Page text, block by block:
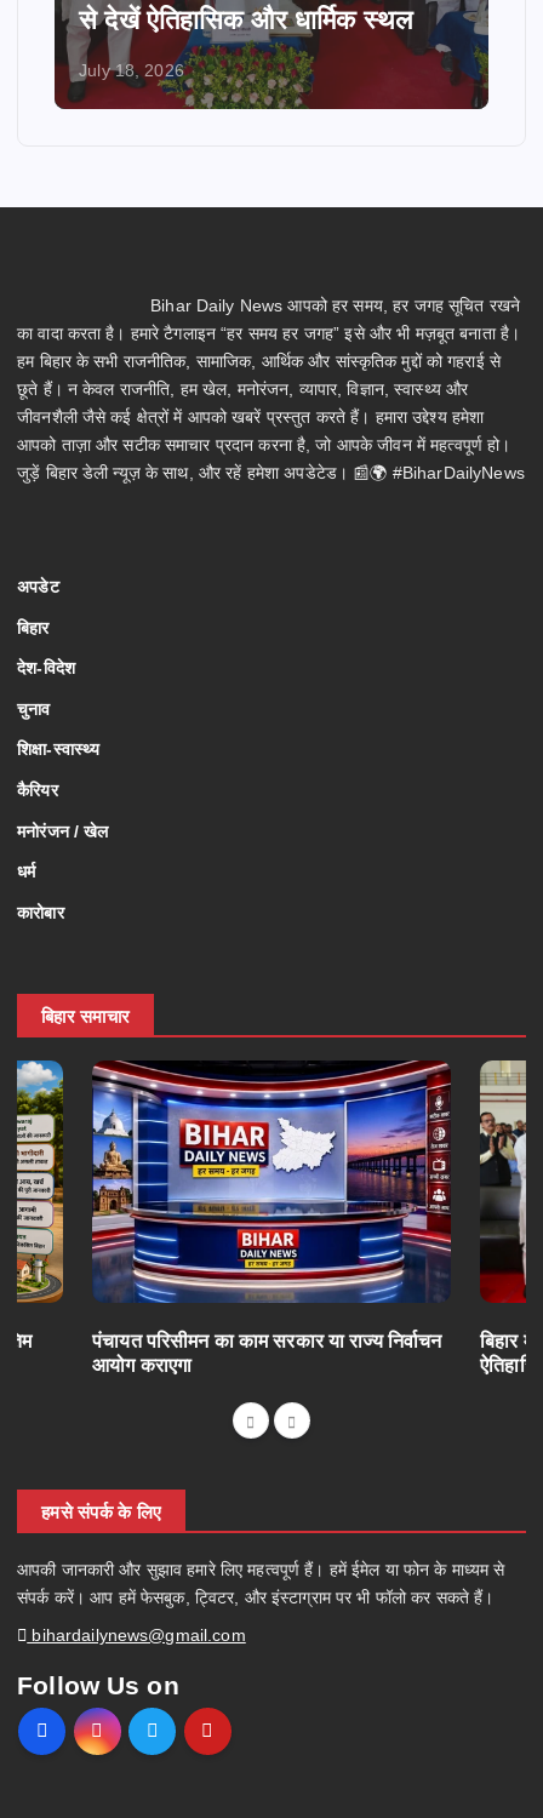
से देखें ऐतिहासिक और धार्मिक स्थल
July 18, 2026
Bihar Daily News आपको हर समय, हर जगह सूचित रखने
का वादा करता है। हमारे टैगलाइन “हर समय हर जगह” इसे और भी मज़बूत बनाता है।
हम बिहार के सभी राजनीतिक, सामाजिक, आर्थिक और सांस्कृतिक मुद्दों को गहराई से
छूते हैं। न केवल राजनीति, हम खेल, मनोरंजन, व्यापार, विज्ञान, स्वास्थ्य और
जीवनशैली जैसे कई क्षेत्रों में आपको खबरें प्रस्तुत करते हैं। हमारा उद्देश्य हमेशा
आपको ताज़ा और सटीक समाचार प्रदान करना है, जो आपके जीवन में महत्वपूर्ण हो।
जुड़ें बिहार डेली न्यूज़ के साथ, और रहें हमेशा अपडेटेड। 📰🌍 #BiharDailyNews
अपडेट
बिहार
देश-विदेश
चुनाव
शिक्षा-स्वास्थ्य
कैरियर
मनोरंजन / खेल
धर्म
कारोबार
बिहार समाचार
पंचायत परिसीमन का काम सरकार या राज्य निर्वाचन
आयोग कराएगा
बिहार
हमसे संपर्क के लिए
आपकी जानकारी और सुझाव हमारे लिए महत्वपूर्ण हैं। हमें ईमेल या फोन के माध्यम से
संपर्क करें। आप हमें फेसबुक, ट्विटर, और इंस्टाग्राम पर भी फॉलो कर सकते हैं।
bihardailynews@gmail.com
Follow Us on